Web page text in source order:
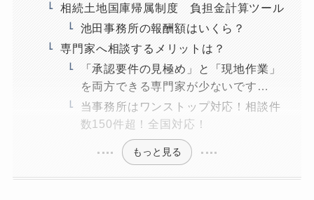
相続土地国庫帰属制度 負担金計算ツール
池田事務所の報酬額はいくら？
専門家へ相談するメリットは？
「承認要件の見極め」と「現地作業」
を両方できる専門家が少ないです…
当事務所はワンストップ対応！相談件
数150件超！全国対応！
もっと見る